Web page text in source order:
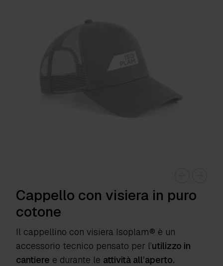
Cappello con visiera in puro
cotone
Il cappellino con visiera Isoplam® è un
accessorio tecnico pensato per l’utilizzo in
cantiere e durante le attività all’aperto.